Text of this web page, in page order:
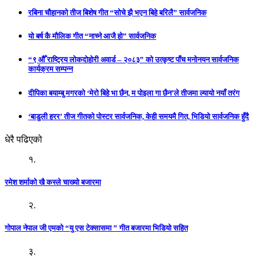
रबिना चौहानको तीज बिशेष गीत “सोचे झै भएन बिहे बरिलै” सार्वजनिक
यो बर्ष कै मौलिक गीत “नाच्ने आजै हो” सार्वजनिक
“९ औँ राष्ट्रिय लोकदोहोरी अवार्ड – २०८३” को उत्कृष्ट पाँच मनोनयन सार्वजनिक
कार्यक्रम सम्पन्न
दीपिका बयाम्बु मगरको ‘मेरो बिहे भा छैन, म पोइला गा छैन’ले तीजमा ल्यायो नयाँ तरंग
‘बाडुली हरर’ तीज गीतको पोस्टर सार्वजनिक, केही समयमै गित, भिडियो सार्वजनिक हुँदै
धेरै पढिएको
१.
रमेश शर्माको खै कस्ले चाख्यो बजारमा
२.
गोपाल नेपाल जी एमको “यु एस टेक्सासमा ” गीत बजारमा भिडियो सहित
३.